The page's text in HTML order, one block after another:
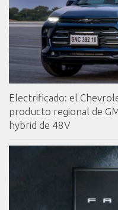
Electrificado: el
producto regional de
hybrid de 48V